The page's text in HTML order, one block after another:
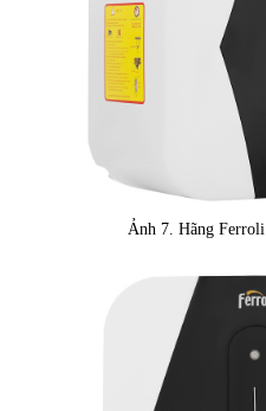
Ảnh 7. Hãng Ferroli